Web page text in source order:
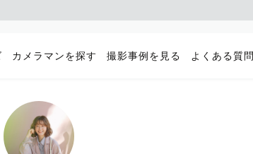
カメラマンを探す 撮影事例を見る よくある質問